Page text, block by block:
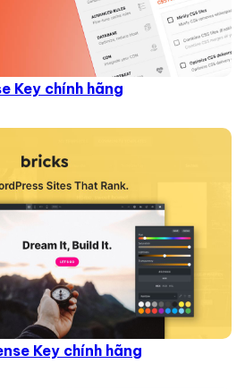
Key chính hãng
Key chính hãng